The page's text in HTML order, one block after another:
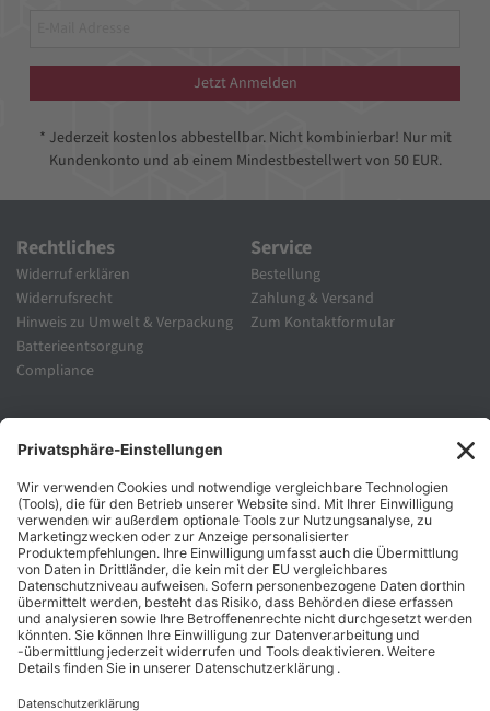
Jetzt Anmelden
* Jederzeit kostenlos abbestellbar. Nicht kombinierbar! Nur mit
Kundenkonto und ab einem Mindestbestellwert von 50 EUR.
Rechtliches
Widerruf erklären
Widerrufsrecht
Hinweis zu Umwelt & Verpackung
Batterieentsorgung
Compliance
Service
Bestellung
Zahlung & Versand
Zum Kontaktformular
Unternehmen
Karriere
Zahlungsarten
Schnelle Lieferung